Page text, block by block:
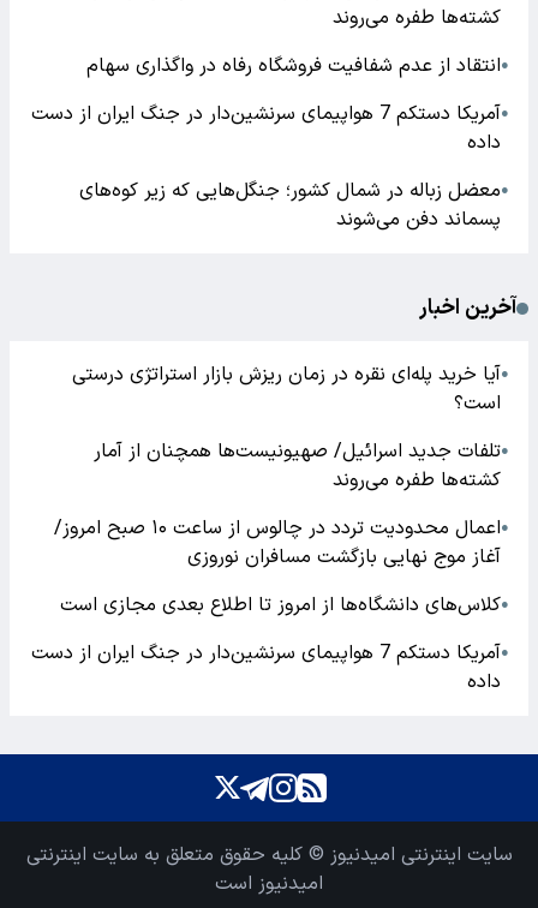
کشته‌ها طفره می‌روند
●انتقاد از عدم شفافیت فروشگاه رفاه در واگذاری سهام
●
آمریکا دستکم 7 هواپیمای سرنشین‌دار در جنگ ایران از دست
داده
●معضل زباله در شمال کشور؛ جنگل‌هایی که زیر کوه‌های
پسماند دفن می‌شوند
آخرین اخبار
●آیا خرید پله‌ای نقره در زمان ریزش بازار استراتژی درستی
است؟
●تلفات جدید اسرائیل/ صهیونیست‌ها همچنان از آمار
کشته‌ها طفره می‌روند
●
اعمال محدودیت تردد در چالوس از ساعت ۱۰ صبح امروز/
آغاز موج نهایی بازگشت مسافران نوروزی
●کلاس‌های دانشگاه‌ها از امروز تا اطلاع بعدی مجازی است
●
آمریکا دستکم 7 هواپیمای سرنشین‌دار در جنگ ایران از دست
داده
سایت اینترنتی امیدنیوز © کلیه حقوق متعلق به سایت اینترنتی
امیدنیوز است